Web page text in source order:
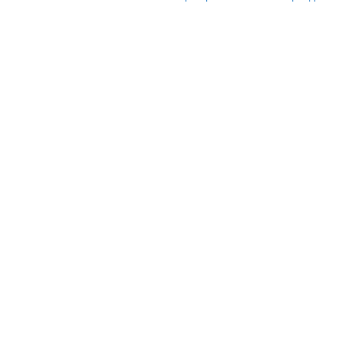
общеучебные умения и навыки на